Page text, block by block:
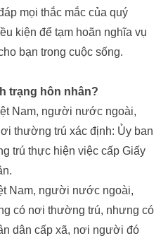
mọi thắc mắc của quý
kiện để tạm hoãn nghĩa vụ
bạn trong cuộc sống.
trạng hôn nhân?
Nam, người nước ngoài,
thường trú xác định: Ủy ban
trú thực hiện việc cấp Giấy
Nam, người nước ngoài,
có nơi thường trú, nhưng có
dân cấp xã, nơi người đó